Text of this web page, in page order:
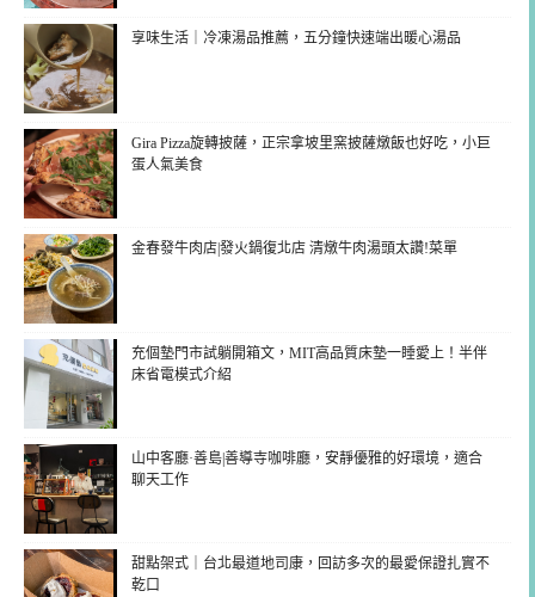
享味生活｜冷凍湯品推薦，五分鐘快速端出暖心湯品
Gira Pizza旋轉披薩，正宗拿坡里窯披薩燉飯也好吃，小巨
蛋人氣美食
金春發牛肉店|發火鍋復北店 清燉牛肉湯頭太讚!菜單
充個墊門市試躺開箱文，MIT高品質床墊一睡愛上！半伴
床省電模式介紹
山中客廳·善島|善導寺咖啡廳，安靜優雅的好環境，適合
聊天工作
甜點架式｜台北最道地司康，回訪多次的最愛保證扎實不
乾口